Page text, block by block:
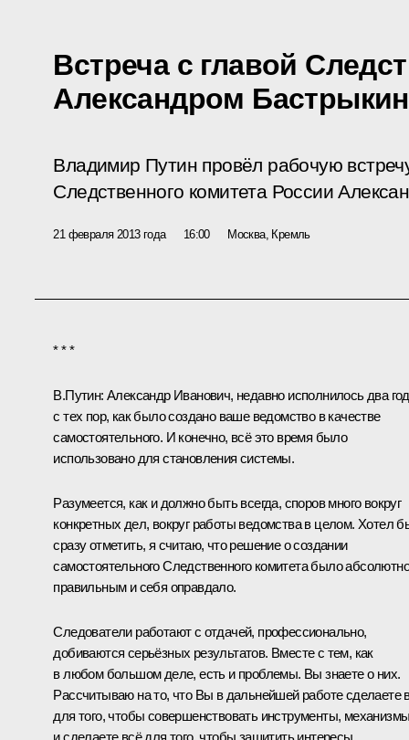
Встреча с главой
Александром
Владимир Путин провёл рабочую
Следственного комитета России
21 февраля 2013 года 16:00 Москва, Кремль
* * *
В.Путин: Александр Иванович, недавно исполнилось два
с тех пор, как было создано ваше ведомство в качестве
самостоятельного. И конечно, всё это время было
использовано для становления системы.
Разумеется, как и должно быть всегда, споров много вокруг
конкретных дел, вокруг работы ведомства в целом. Хотел
сразу отметить, я считаю, что решение о создании
самостоятельного Следственного комитета было абсолютно
правильным и себя оправдало.
Следователи работают с отдачей, профессионально,
добиваются серьёзных результатов. Вместе с тем, как
в любом большом деле, есть и проблемы. Вы знаете о них.
Рассчитываю на то, что Вы в дальнейшей работе сделаете
для того, чтобы совершенствовать инструменты,
и сделаете всё для того, чтобы защитить интересы